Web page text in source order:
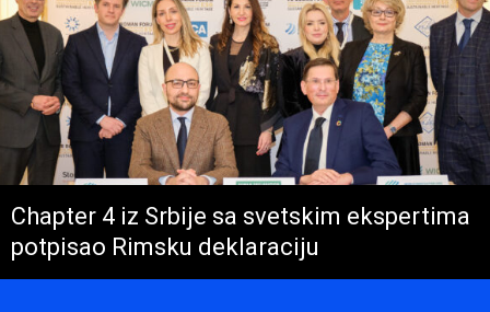
Chapter 4 iz Srbije sa svetskim ekspertima
potpisao Rimsku deklaraciju